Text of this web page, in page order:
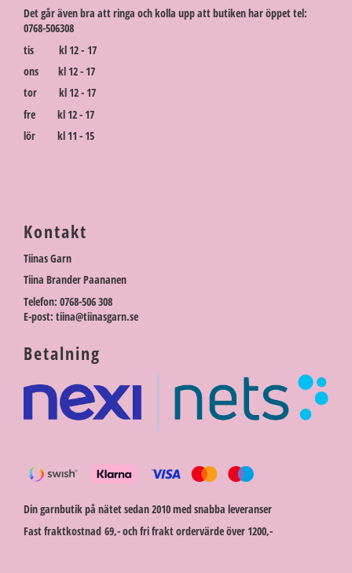
Det går även bra att ringa och kolla upp att butiken har öppet tel:
0768-506308
tis kl 12 - 17
ons kl 12 - 17
tor kl 12 - 17
fre kl 12 - 17
lör kl 11 - 15
Kontakt
Tiinas Garn
Tiina Brander Paananen
Telefon: 0768-506 308
E-post: tiina@tiinasgarn.se
Betalning
Din garnbutik på nätet sedan 2010 med snabba leveranser
Fast fraktkostnad 69,- och fri frakt ordervärde över 1200,-